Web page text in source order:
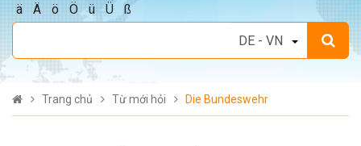
ä Ä ö Ö ü Ü ß
Trang chủ Từ mới hỏi Die Bundeswehr